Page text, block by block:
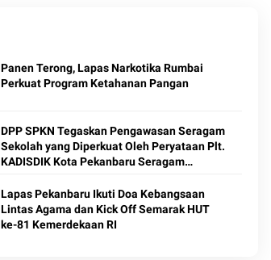
Panen Terong, Lapas Narkotika Rumbai
Perkuat Program Ketahanan Pangan
DPP SPKN Tegaskan Pengawasan Seragam
Sekolah yang Diperkuat Oleh Peryataan Plt.
KADISDIK Kota Pekanbaru Seragam
Lapas Pekanbaru Ikuti Doa Kebangsaan
Lintas Agama dan Kick Off Semarak HUT
ke-81 Kemerdekaan RI